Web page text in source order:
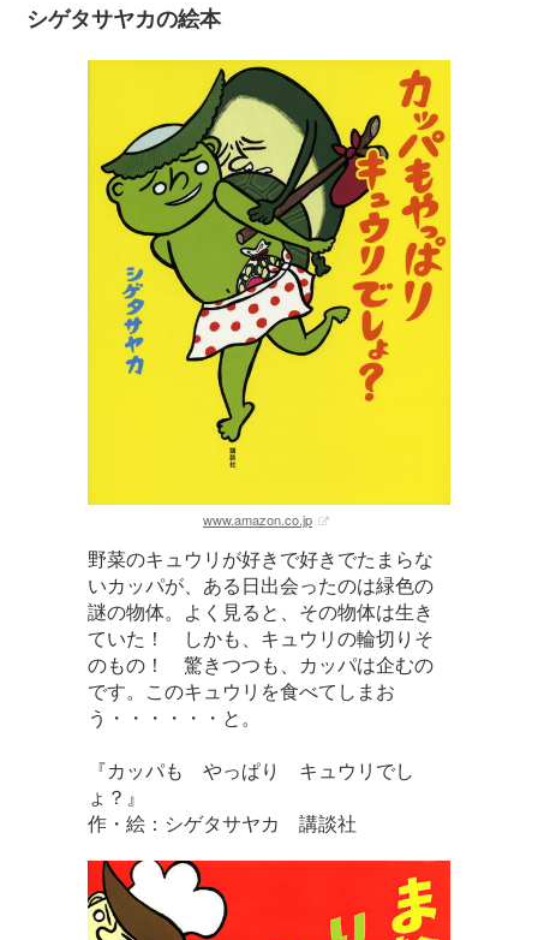
シゲタサヤカの絵本
www.amazon.co.jp
野菜のキュウリが好きで好きでたまらな
いカッパが、ある日出会ったのは緑色の
謎の物体。よく見ると、その物体は生き
ていた！ しかも、キュウリの輪切りそ
のもの！ 驚きつつも、カッパは企むの
です。このキュウリを食べてしまお
う・・・・・・と。
『カッパも やっぱり キュウリでし
ょ？』
作・絵：シゲタサヤカ 講談社